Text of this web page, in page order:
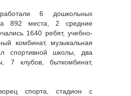
6 дошкольных
892 места, 2 средние
1640 ребят, учебно-
комбинат, музыкальная
спортивной школы, два
7 клубов, быткомбинат,
спорта, стадион с